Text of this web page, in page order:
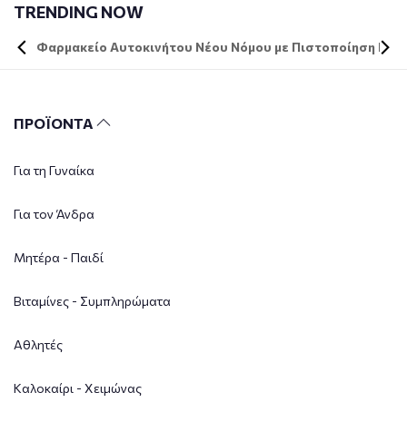
TRENDING NOW
Φαρμακείο Αυτοκινήτου Νέου Νόμου με Πιστοποίηση DIN
ΠΡΟΪΟΝΤΑ
Για τη Γυναίκα
Για τον Άνδρα
Μητέρα - Παιδί
Βιταμίνες - Συμπληρώματα
Αθλητές
Καλοκαίρι - Χειμώνας